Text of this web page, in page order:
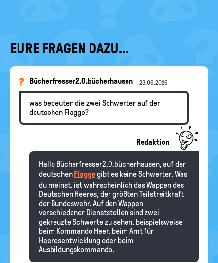
EURE FRAGEN DAZU...
Bücherfresser2.0.bücherhausen 23.06.2026
was bedeuten die zwei Schwerter auf der
deutschen Flagge?
Redaktion
Hallo Bücherfresser2.0.bücherhausen, auf der
deutschen Flaggegibt es keine Schwerter. Was
du meinst, ist wahrscheinlich das Wappen des
Deutschen Heeres, der größten Teilstreitkraft
der Bundeswehr. Auf den Wappen
verschiedener Dienststellen sind zwei
gekreuzte Schwerte zu sehen, beispielsweise
beim Kommando Heer, beim Amt für
Heeresentwicklung oder beim
Ausbildungskommando.